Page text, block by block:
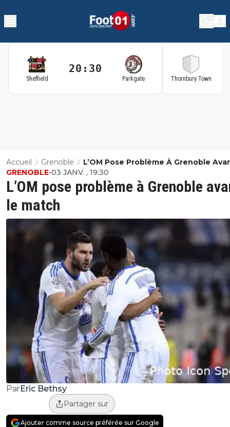
Sheffield
20:30
Parkgate Thornbury Town
Accueil Grenoble
L’OM Pose Problème À Grenoble
Match
L’OM pose problème à Grenoble
le match
GRENOBLE•03 JANV. , 19:30
ParEric Bethsy
Partager sur
Ajouter comme source préférée sur Google